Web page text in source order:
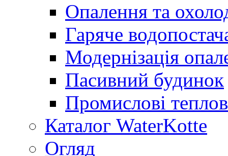
Опалення та
Гаряче
Модернізація
Пасивний будинок
Промислові
Каталог WaterKotte
Огляд